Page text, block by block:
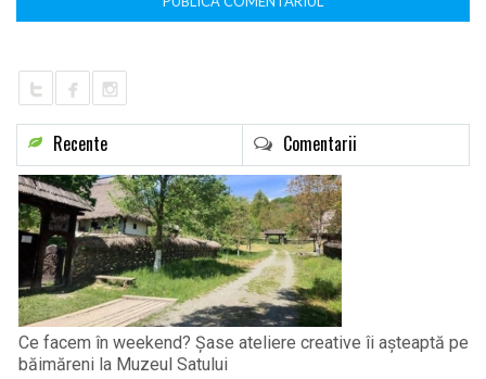
Recente Comentarii
Ce facem în weekend? Șase ateliere creative îi așteaptă pe
băimăreni la Muzeul Satului